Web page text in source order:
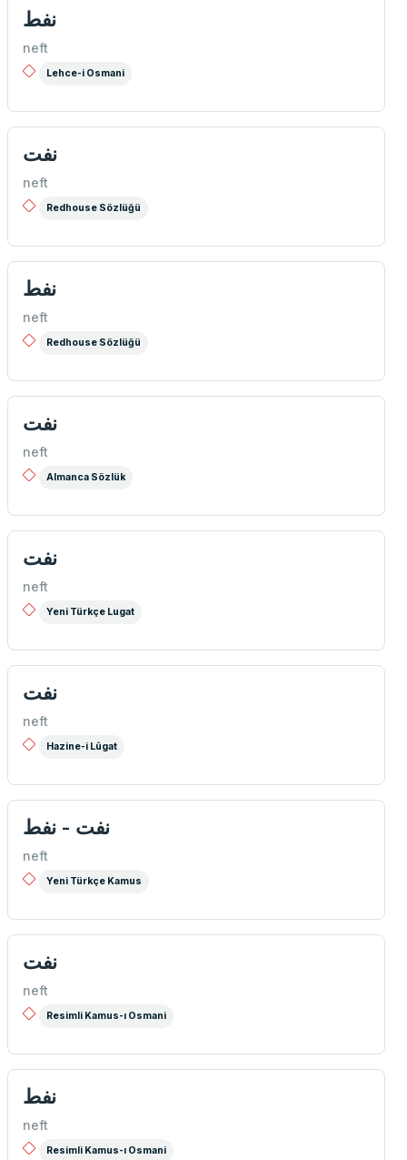
نفط
neft
Lehce-i Osmani
نفت
neft
Redhouse Sözlüğü
نفط
neft
Redhouse Sözlüğü
نفت
neft
Almanca Sözlük
نفت
neft
Yeni Türkçe Lugat
نفت
neft
Hazine-i Lûgat
نفت - نفط
neft
Yeni Türkçe Kamus
نفت
neft
Resimli Kamus-ı Osmani
نفط
neft
Resimli Kamus-ı Osmani